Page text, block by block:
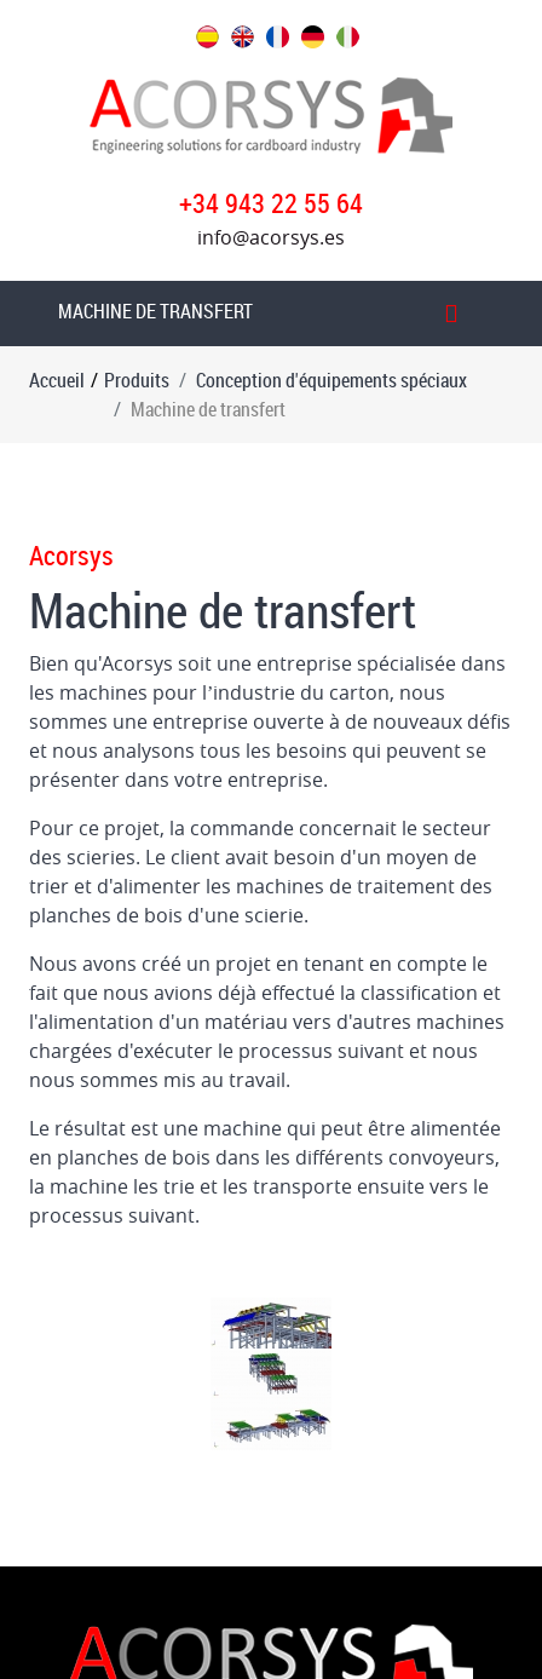
+34 943 22 55 64
info@acorsys.es
MACHINE DE TRANSFERT
Conception
d'équipements
bord
de
de
papier
Machine
de
transfert
Machine
à
coller
les
de
carton
Dossier
Accueil / Produits
Conception d'équipements spéciaux
Machine de transfert
Acorsys
Machine de transfert
Bien qu'Acorsys soit une entreprise spécialisée dans
les machines pour l’industrie du carton, nous
sommes une entreprise ouverte à de nouveaux défis
et nous analysons tous les besoins qui peuvent se
présenter dans votre entreprise.
Pour ce projet, la commande concernait le secteur
des scieries. Le client avait besoin d'un moyen de
trier et d'alimenter les machines de traitement des
planches de bois d'une scierie.
Nous avons créé un projet en tenant en compte le
fait que nous avions déjà effectué la classification et
l'alimentation d'un matériau vers d'autres machines
chargées d'exécuter le processus suivant et nous
nous sommes mis au travail.
Le résultat est une machine qui peut être alimentée
en planches de bois dans les différents convoyeurs,
la machine les trie et les transporte ensuite vers le
processus suivant.